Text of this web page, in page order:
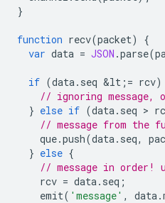
}
function recv(packet)
{
var data = JSON .parse(
if (data. seq &lt ; = rcv)
// ignoring message,
} else if (data. seq >
// message from the
que.push(data. seq,
} else {
// message in order!
rcv = data. seq ;
emit( 'message' , data.